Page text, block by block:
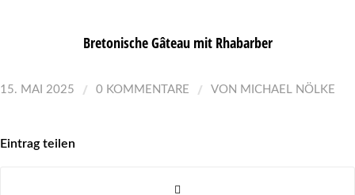
Bretonische Gâteau mit Rhabarber
15. MAI 2025 / 0 KOMMENTARE / VON MICHAEL NÖLKE
Eintrag teilen